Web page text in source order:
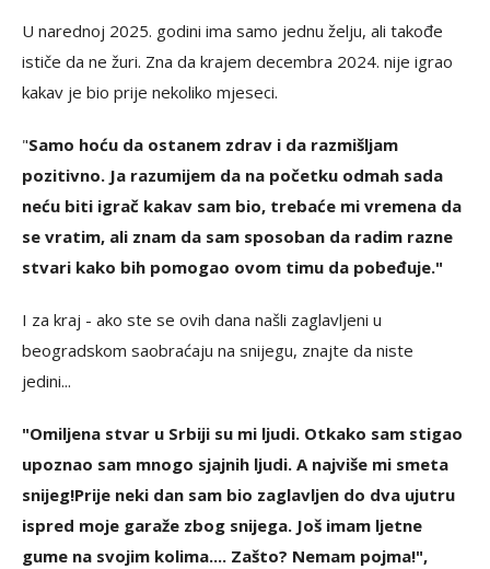
U narednoj 2025. godini ima samo jednu želju, ali takođe
ističe da ne žuri. Zna da krajem decembra 2024. nije igrao
kakav je bio prije nekoliko mjeseci.
"Samo hoću da ostanem zdrav i da razmišljam
pozitivno. Ja razumijem da na početku odmah sada
neću biti igrač kakav sam bio, trebaće mi vremena da
se vratim, ali znam da sam sposoban da radim razne
stvari kako bih pomogao ovom timu da pobeđuje."
I za kraj - ako ste se ovih dana našli zaglavljeni u
beogradskom saobraćaju na snijegu, znajte da niste
jedini...
"Omiljena stvar u Srbiji su mi ljudi. Otkako sam stigao
upoznao sam mnogo sjajnih ljudi. A najviše mi smeta
snijeg!Prije neki dan sam bio zaglavljen do dva ujutru
ispred moje garaže zbog snijega. Još imam ljetne
gume na svojim kolima.... Zašto? Nemam pojma!",